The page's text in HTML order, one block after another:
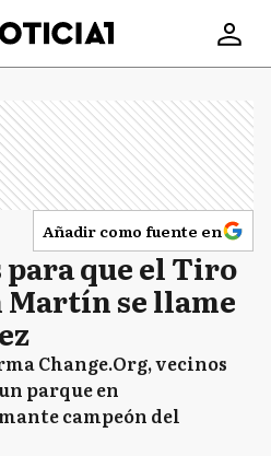
Añadir como fuente en
que el Tiro
Martín se llame
Change.Org, vecinos
parque en
campeón del